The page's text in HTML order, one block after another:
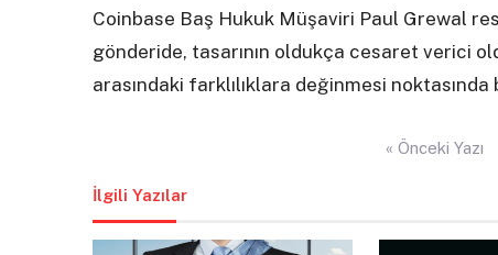
Coinbase Baş Hukuk Müşaviri Paul Grewal
gönderide, tasarının oldukça cesaret verici
arasındaki farklılıklara değinmesi noktasında
« Önceki Yazı
İlgili Yazılar